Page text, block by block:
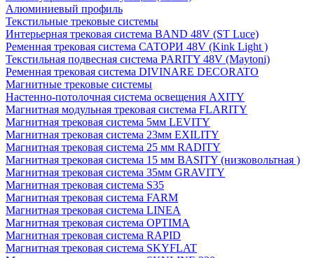
Алюминиевый профиль
Текстильные трековые системы
Интерьерная трековая система BAND 48V (ST Luce)
Ременная трековая система САТОРИ 48V (Kink Light )
Текстильная подвесная система PARITY 48V (Maytoni)
Ременная трековая система DIVINARE DECORATO
Магнитные трековые системы
Настенно-потолочная система освещения AXITY
Магнитная модульная трековая система FLARITY
Магнитная трековая система 5мм LEVITY
Магнитная трековая система 23мм EXILITY
Магнитная трековая система 25 мм RADITY
Магнитная трековая система 15 мм BASITY (низковольтная )
Магнитная трековая система 35мм GRAVITY
Магнитная трековая система S35
Магнитная трековая система FARM
Магнитная трековая система LINEA
Магнитная трековая система OPTIMA
Магнитная трековая система RAPID
Магнитная трековая система SKYFLAT